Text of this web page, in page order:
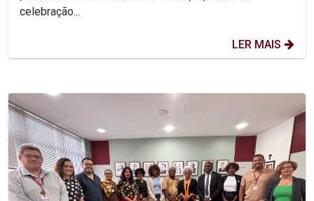
celebração...
LER MAIS